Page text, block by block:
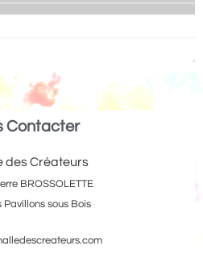
Contacter
des Créateurs
BROSSOLETTE
Pavillons sous Bois